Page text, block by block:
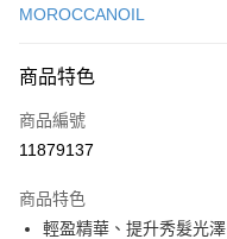
Apple Pay
街口支付
Google Pay
MOROCCANOIL
商品特色
商品編號
11879137
商品特色
輕盈精華、提升秀髮光澤